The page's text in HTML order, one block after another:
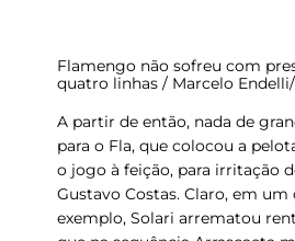
Flamengo não sofreu com
quatro linhas / Marcelo
A partir de então, nada de
para o Fla, que colocou a
o jogo à feição, para irritação
Gustavo Costas. Claro, em um
exemplo, Solari arrematou